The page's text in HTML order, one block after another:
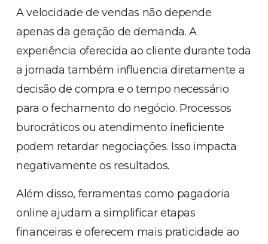
A velocidade de vendas não depende
apenas da geração de demanda. A
experiência oferecida ao cliente durante toda
a jornada também influencia diretamente a
decisão de compra e o tempo necessário
para o fechamento do negócio. Processos
burocráticos ou atendimento ineficiente
podem retardar negociações. Isso impacta
negativamente os resultados.
Além disso, ferramentas como pagadoria
online ajudam a simplificar etapas
financeiras e oferecem mais praticidade ao